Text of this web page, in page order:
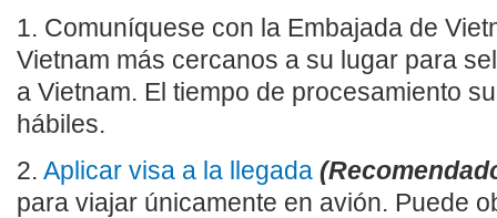
1. Comuníquese con la Embajada de
Vietnam más cercanos a su lugar para
a Vietnam. El tiempo de procesamiento
hábiles.
2. Aplicar visa a la llegada
para viajar únicamente en avión. Puede